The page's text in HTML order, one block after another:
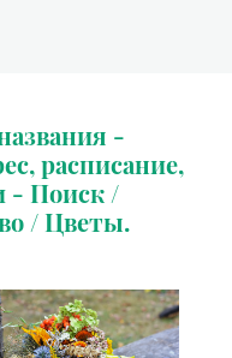
-
расписание,
- Поиск /
/ Цветы.